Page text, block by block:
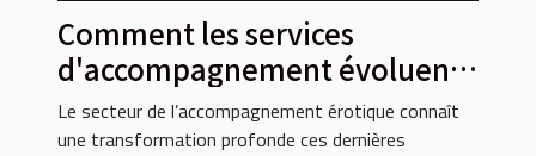
Comment les services
d'accompagnement évoluent
dans le domaine érotique ?
Le secteur de l’accompagnement érotique connaît
une transformation profonde ces dernières